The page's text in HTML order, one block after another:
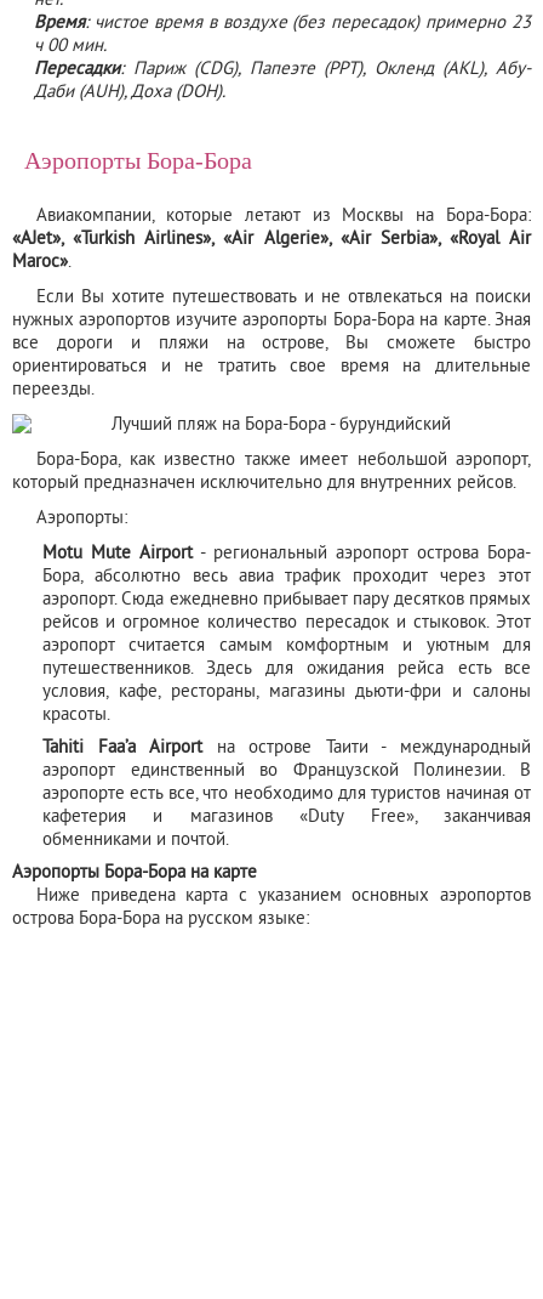
Время: чистое время в воздухе (без пересадок) примерно 23
ч 00 мин.
Пересадки: Париж (CDG), Папеэте (PPT), Окленд (AKL), Абу-
Даби (AUH), Доха (DOH).
Аэропорты Бора-Бора
Авиакомпании, которые летают из Москвы на Бора-Бора:
«AJet», «Turkish Airlines», «Air Algerie», «Air Serbia», «Royal Air
Maroc».
Если Вы хотите путешествовать и не отвлекаться на поиски
нужных аэропортов изучите аэропорты Бора-Бора на карте. Зная
все дороги и пляжи на острове, Вы сможете быстро
ориентироваться и не тратить свое время на длительные
переезды.
Бора-Бора, как известно также имеет небольшой аэропорт,
который предназначен исключительно для внутренних рейсов.
Аэропорты:
Motu Mute Airport- региональный аэропорт острова Бора-
Бора, абсолютно весь авиа трафик проходит через этот
аэропорт. Сюда ежедневно прибывает пару десятков прямых
рейсов и огромное количество пересадок и стыковок. Этот
аэропорт считается самым комфортным и уютным для
путешественников. Здесь для ожидания рейса есть все
условия, кафе, рестораны, магазины дьюти-фри и салоны
красоты.
Tahiti Faa’a Airportна острове Таити - международный
аэропорт единственный во Французской Полинезии. В
аэропорте есть все, что необходимо для туристов начиная от
кафетерия и магазинов «Duty Free», заканчивая
обменниками и почтой.
Аэропорты Бора-Бора на карте
Ниже приведена карта с указанием основных аэропортов
острова Бора-Бора на русском языке: